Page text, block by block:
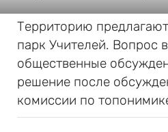
Территорию
парк Учителей. Вопрос
общественные
решение после
комиссии по